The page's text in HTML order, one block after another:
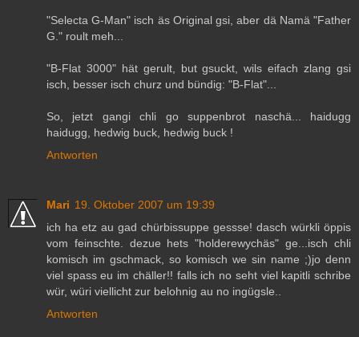
"Selecta G-Man" isch äs Original gsi, aber dä Namä "Father
G." roult meh...
"B-Flat 3000" hät gerult, but gsuckt, wils eifach zlang gsi
isch, besser isch churz und bündig: "B-Flat"...
So, jetzt gangi chli go suppenbrot naschä... haidugg
haidugg, hedwig buck, hedwig buck !
Antworten
Mari 19. Oktober 2007 um 19:39
ich ha etz au gad chürbissuppe gessse! dasch würkli öppis
vom feinschte. dezue hets "holderewychäs" ge...isch chli
komisch im gschmack, so komisch we sin name ;)jo denn
viel spass eu im chäller!! falls ich no seht viel kapitli schribe
wür, würi viellicht zur belohnig au no ingügsle..
Antworten